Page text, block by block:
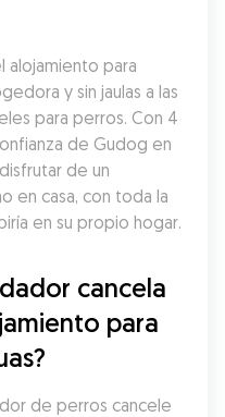
alojamiento para
y sin jaulas a las
para perros. Con 4
de Gudog en
de un
en casa, con toda la
en su propio hogar.
cancela
para
de perros cancele